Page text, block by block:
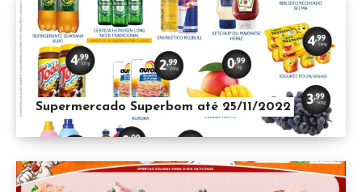
Supermercado Superbom até 25/11/2022